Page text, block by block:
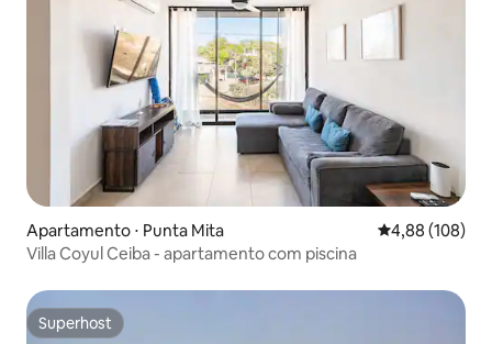
Apartamento ⋅ Punta Mita 4,88 de uma
4,88 (108)
Villa Coyul Ceiba - apartamento com piscina
Superhost
Superhost